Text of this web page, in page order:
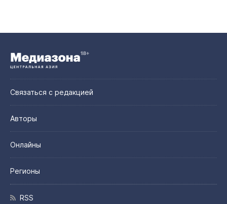
Связаться с редакцией
Авторы
Онлайны
Регионы
RSS